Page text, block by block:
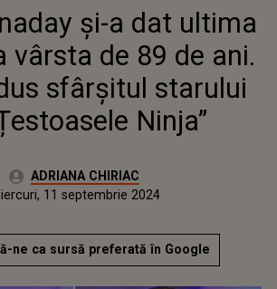
SUFLARE LA VÂRSTA DE 89 DE ANI.
CE I-A ADUS SFÂRȘITUL STARULUI
DIN „ȚESTOASELE NINJA”
și-a dat ultima
vârsta de 89 de ani.
sfârșitul starului
Ninja”
Autor:ADRIANA CHIRIAC
202411 septembrie 2024
ne ca sursă preferată în Google